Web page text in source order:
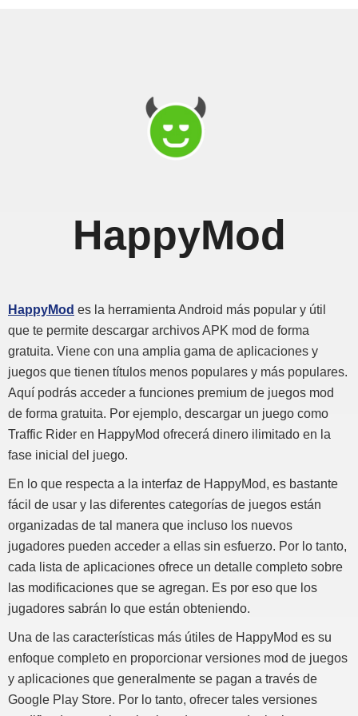
HappyMod
HappyMod es la herramienta Android más popular y útil
que te permite descargar archivos APK mod de forma
gratuita. Viene con una amplia gama de aplicaciones y
juegos que tienen títulos menos populares y más populares.
Aquí podrás acceder a funciones premium de juegos mod
de forma gratuita. Por ejemplo, descargar un juego como
Traffic Rider en HappyMod ofrecerá dinero ilimitado en la
fase inicial del juego.
En lo que respecta a la interfaz de HappyMod, es bastante
fácil de usar y las diferentes categorías de juegos están
organizadas de tal manera que incluso los nuevos
jugadores pueden acceder a ellas sin esfuerzo. Por lo tanto,
cada lista de aplicaciones ofrece un detalle completo sobre
las modificaciones que se agregan. Es por eso que los
jugadores sabrán lo que están obteniendo.
Una de las características más útiles de HappyMod es su
enfoque completo en proporcionar versiones mod de juegos
y aplicaciones que generalmente se pagan a través de
Google Play Store. Por lo tanto, ofrecer tales versiones